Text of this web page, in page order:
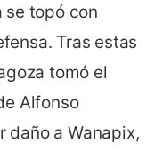
se topó con
Tras estas
tomó el
Alfonso
daño a Wanapix,